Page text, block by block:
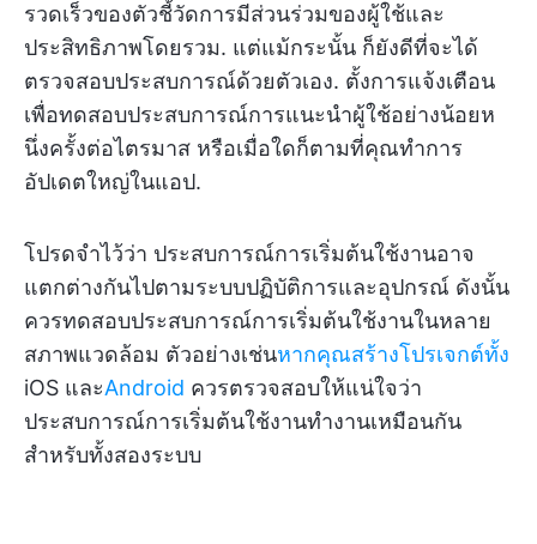
รวดเร็วของตัวชี้วัดการมีส่วนร่วมของผู้ใช้และ
ประสิทธิภาพโดยรวม. แต่แม้กระนั้น ก็ยังดีที่จะได้
ตรวจสอบประสบการณ์ด้วยตัวเอง. ตั้งการแจ้งเตือน
เพื่อทดสอบประสบการณ์การแนะนำผู้ใช้อย่างน้อยห
นึ่งครั้งต่อไตรมาส หรือเมื่อใดก็ตามที่คุณทำการ
อัปเดตใหญ่ในแอป.
โปรดจำไว้ว่า ประสบการณ์การเริ่มต้นใช้งานอาจ
แตกต่างกันไปตามระบบปฏิบัติการและอุปกรณ์ ดังนั้น
ควรทดสอบประสบการณ์การเริ่มต้นใช้งานในหลาย
สภาพแวดล้อม ตัวอย่างเช่นหากคุณสร้างโปรเจกต์ทั้ง
iOS และAndroid ควรตรวจสอบให้แน่ใจว่า
ประสบการณ์การเริ่มต้นใช้งานทำงานเหมือนกัน
สำหรับทั้งสองระบบ